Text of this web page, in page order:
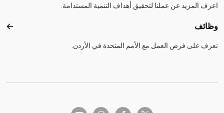
اعرف المزيد عن عملنا لتحقيق أهداف التنمية المستدامة.
وظائف
تعرف على فرص العمل مع الأمم المتحدة في الأردن.